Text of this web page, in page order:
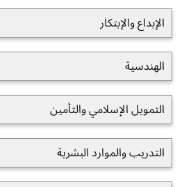
الإبداع والإبتكار
الهندسية
التمويل الإسلامي والتأمين
التدريب والموارد البشرية